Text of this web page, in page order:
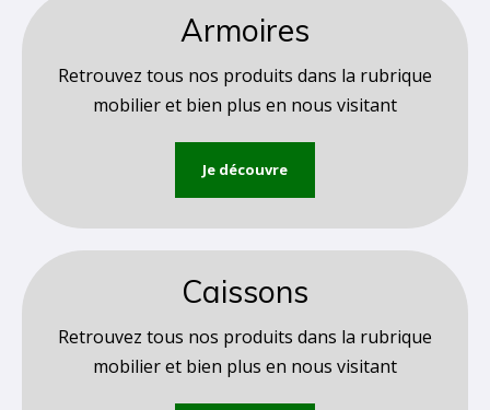
Armoires
Retrouvez tous nos produits dans la rubrique
mobilier et bien plus en nous visitant
Je découvre
Caissons
Retrouvez tous nos produits dans la rubrique
mobilier et bien plus en nous visitant